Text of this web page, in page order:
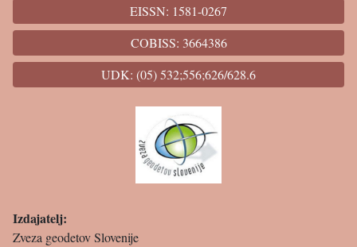
EISSN: 1581-0267
COBISS: 3664386
UDK: (05) 532;556;626/628.6
Izdajatelj:
Zveza geodetov Slovenije